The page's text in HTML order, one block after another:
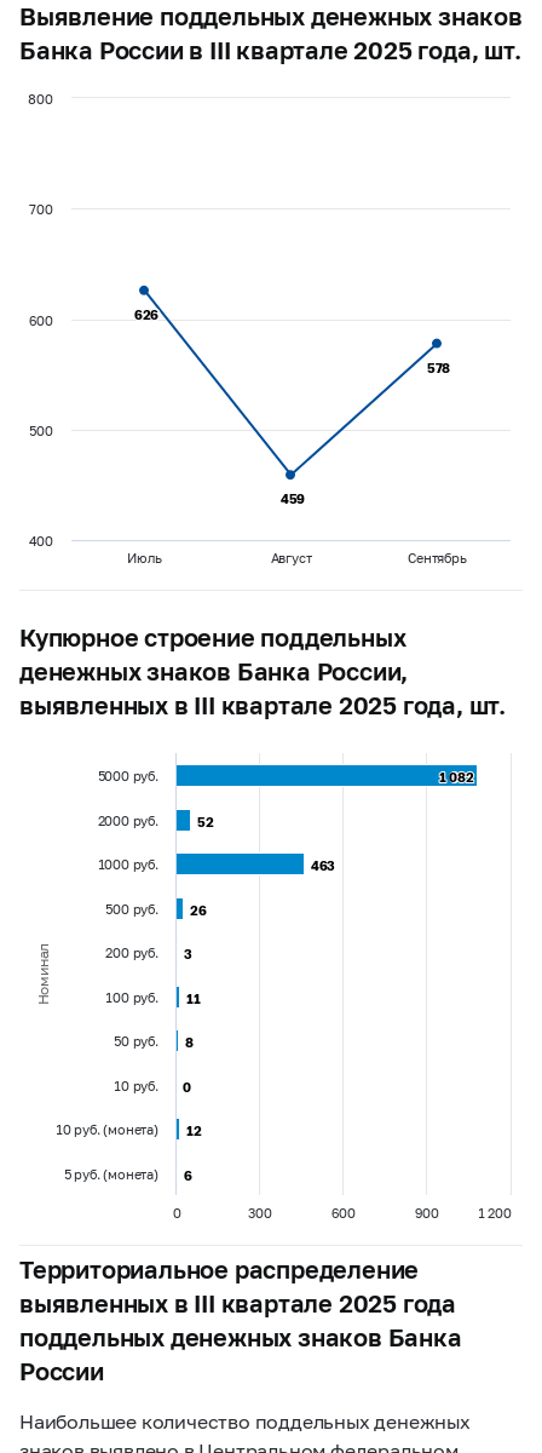
Выявление поддельных денежных знаков
Банка России в III квартале 2025 года, шт.
626
626
459
459
578
578
Июль Август Сентябрь
400
500
600
700
800
Купюрное строение поддельных
денежных знаков Банка России,
выявленных в III квартале 2025 года, шт.
Номинал
1 082
1 082
52
52
463
463
26
26
3
3
11
11
8
8
0
0
12
12
6
6
5000 руб.
2000 руб.
1000 руб.
500 руб.
200 руб.
100 руб.
50 руб.
10 руб.
10 руб. (монета)
5 руб. (монета)
0 300 600 900 1 200
Территориальное распределение
выявленных в III квартале 2025 года
поддельных денежных знаков Банка
России
Наибольшее количество поддельных денежных